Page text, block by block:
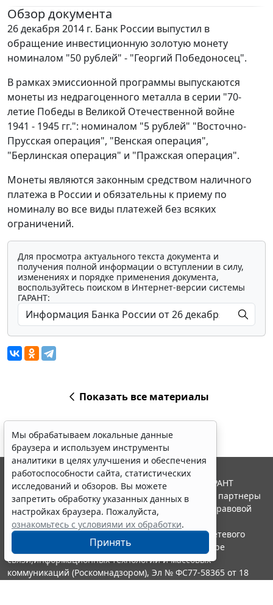
Обзор документа
26 декабря 2014 г. Банк России выпустил в
обращение инвестиционную золотую монету
номиналом "50 рублей" - "Георгий Победоносец".
В рамках эмиссионной программы выпускаются
монеты из недрагоценного металла в серии "70-
летие Победы в Великой Отечественной войне
1941 - 1945 гг.": номиналом "5 рублей" "Восточно-
Прусская операция", "Венская операция",
"Берлинская операция" и "Пражская операция".
Монеты являются законным средством наличного
платежа в России и обязательны к приему по
номиналу во все виды платежей без всяких
ограничений.
Для просмотра актуального текста документа и
получения полной информации о вступлении в силу,
изменениях и порядке применения документа,
воспользуйтесь поиском в Интернет-версии системы
ГАРАНТ:
Показать все материалы
Мы обрабатываем локальные данные
браузера и используем инструменты
аналитики в целях улучшения и обеспечения
работоспособности сайта, статистических
исследований и обзоров. Вы можете
запретить обработку указанных данных в
настройках браузера. Пожалуйста,
ознакомьтесь с условиями их обработки.
Принять
© ООО "НПП "ГАРАНТ-СЕРВИС", 2026. Система ГАРАНТ
выпускается с 1990 года. Компания "Гарант" и ее партнеры
являются участниками Российской ассоциации правовой
информации ГАРАНТ.
Портал ГАРАНТ.РУ зарегистрирован в качестве сетевого
издания Федеральной службой по надзору в сфере
связи,информационных технологий и массовых
коммуникаций (Роскомнадзором), Эл № ФС77-58365 от 18